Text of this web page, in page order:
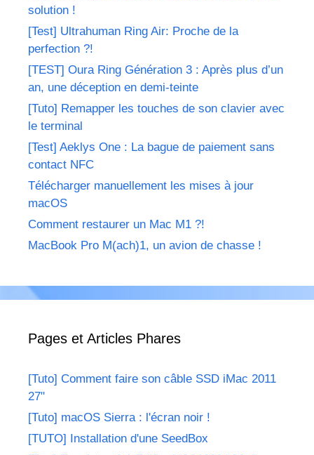
solution !
[Test] Ultrahuman Ring Air: Proche de la
perfection ?!
[TEST] Oura Ring Génération 3 : Après plus d’un
an, une déception en demi-teinte
[Tuto] Remapper les touches de son clavier avec
le terminal
[Test] Aeklys One : La bague de paiement sans
contact NFC
Télécharger manuellement les mises à jour
macOS
Comment restaurer un Mac M1 ?!
MacBook Pro M(ach)1, un avion de chasse !
Pages et Articles Phares
[Tuto] Comment faire son câble SSD iMac 2011
27"
[Tuto] macOS Sierra : l'écran noir !
[TUTO] Installation d'une SeedBox